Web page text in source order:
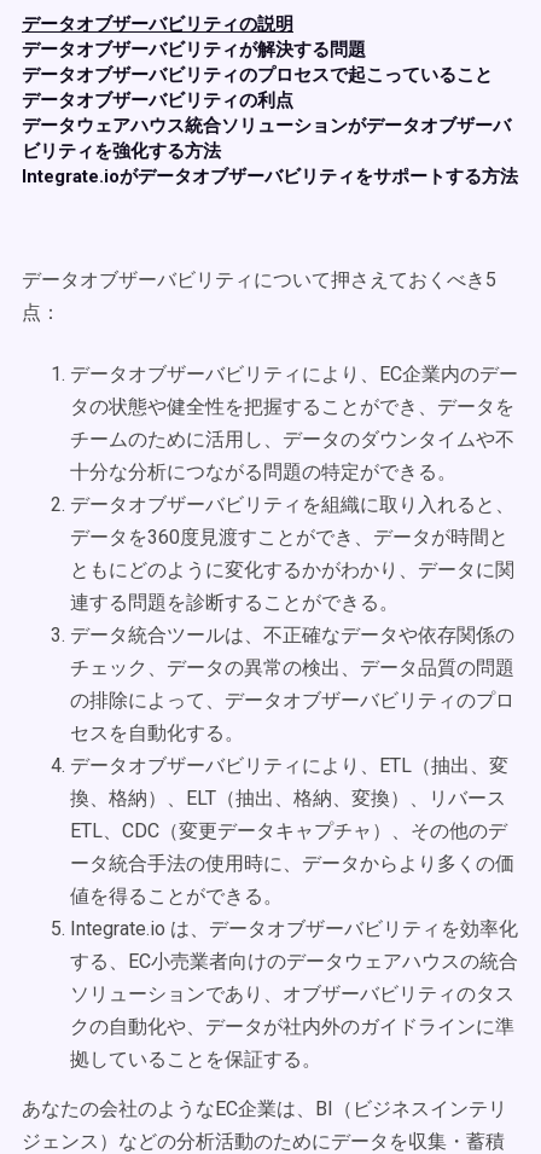
データオブザーバビリティの説明
データオブザーバビリティが解決する問題
データオブザーバビリティのプロセスで起こっていること
データオブザーバビリティの利点
データウェアハウス統合ソリューションがデータオブザーバ
ビリティを強化する方法
Integrate.ioがデータオブザーバビリティをサポートする方法
データオブザーバビリティについて押さえておくべき5
点：
データオブザーバビリティにより、EC企業内のデー
タの状態や健全性を把握することができ、データを
チームのために活用し、データのダウンタイムや不
十分な分析につながる問題の特定ができる。
データオブザーバビリティを組織に取り入れると、
データを360度見渡すことができ、データが時間と
ともにどのように変化するかがわかり、データに関
連する問題を診断することができる。
データ統合ツールは、不正確なデータや依存関係の
チェック、データの異常の検出、データ品質の問題
の排除によって、データオブザーバビリティのプロ
セスを自動化する。
データオブザーバビリティにより、ETL（抽出、変
換、格納）、ELT（抽出、格納、変換）、リバース
ETL、CDC（変更データキャプチャ）、その他のデ
ータ統合手法の使用時に、データからより多くの価
値を得ることができる。
Integrate.io は、データオブザーバビリティを効率化
する、EC小売業者向けのデータウェアハウスの統合
ソリューションであり、オブザーバビリティのタス
クの自動化や、データが社内外のガイドラインに準
拠していることを保証する。
あなたの会社のようなEC企業は、BI（ビジネスインテリ
ジェンス）などの分析活動のためにデータを収集・蓄積